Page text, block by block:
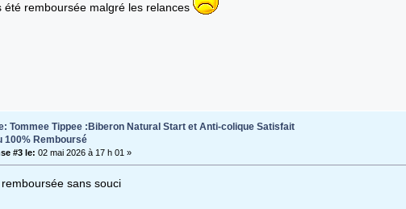
été remboursée malgré les relances
Tommee Tippee :Biberon Natural Start et Anti-colique Satisfait
100% Remboursé
#3 le: 02 mai 2026 à 17 h 01 »
sans souci